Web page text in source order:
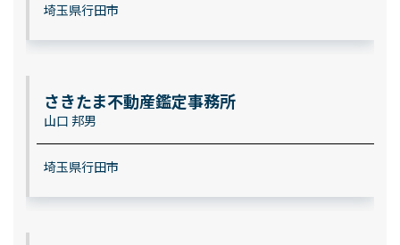
埼玉県行田市
さきたま不動産鑑定事務所
山口 邦男
埼玉県行田市